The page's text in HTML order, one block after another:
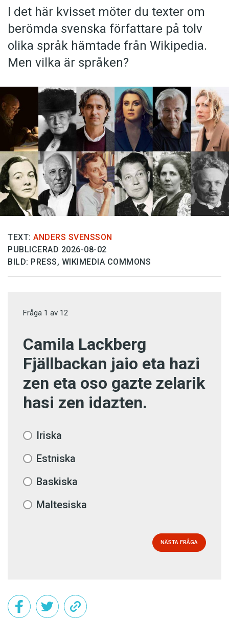
I det här kvisset möter du texter om
berömda svenska författare på tolv
olika språk hämtade från Wikipedia.
Men vilka är språken?
TEXT: ANDERS SVENSSON
PUBLICERAD 2026-08-02
BILD: PRESS, WIKIMEDIA COMMONS
Fråga 1 av 12
Camila Lackberg
Fjällbackan jaio eta hazi
zen eta oso gazte zelarik
hasi zen idazten.
Iriska
Estniska
Baskiska
Maltesiska
NÄSTA FRÅGA